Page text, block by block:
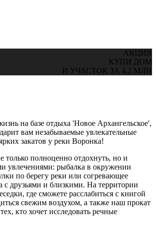
АКЦИЯ
КУПИ ДОМ
И УЧАСТОК ЗА 4,2 МЛН
на базе отдыха 'Новое Архангельское',
вам незабываемые увлекательные
закатов у реки Воронка!
только полноценно отдохнуть, но и
увлечениями: рыбалка в окружении
по берегу реки или согревающее
с друзьями и близкими. На территории
где сможете расслабиться с книгой
свежим воздухом, а также наш прокат
кто хочет исследовать речные